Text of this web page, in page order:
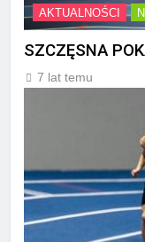
AKTUALNOŚCI
SZCZĘSNA
7 lat temu